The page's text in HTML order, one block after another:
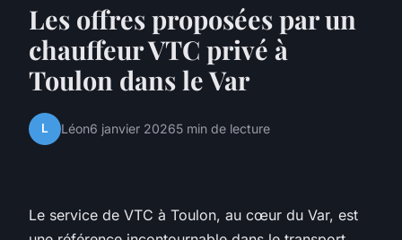
Les offres proposées par un
chauffeur VTC privé à
Toulon dans le Var
L Léon6 janvier 20265 min de lecture
Le service de VTC à Toulon, au cœur du Var, est